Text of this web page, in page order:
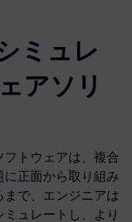
ミュレ
アソリ
トウェアは、複合
正面から取り組み
で、エンジニアは
ュレートし、より